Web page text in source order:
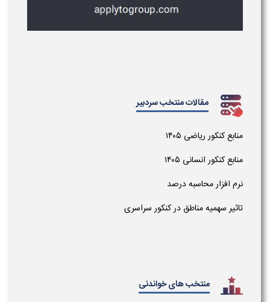
مقالات منتخب سردبیر
منابع کنکور ریاضی ۱۴۰۵
منابع کنکور انسانی ۱۴۰۵
نرم افزار محاسبه درصد
تاثیر سهمیه مناطق در کنکور سراسری
منتخب های خواندنی